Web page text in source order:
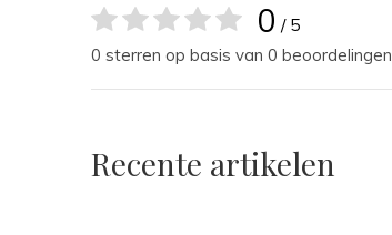
0 / 5
0 sterren op basis van 0 beoordelingen
Recente artikelen